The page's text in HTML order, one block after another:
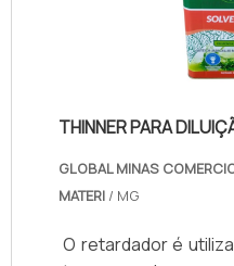
THINNER PARA
GLOBAL MINAS
MATERI / MG
O retardador é